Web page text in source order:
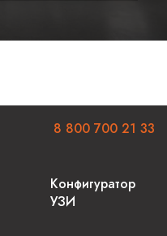
Конфигуратор
УЗИ
8 800 700 21 33